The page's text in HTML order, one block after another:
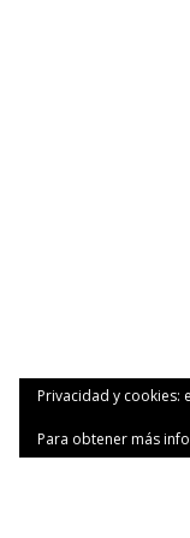
Privacidad y cookies:
Para obtener más